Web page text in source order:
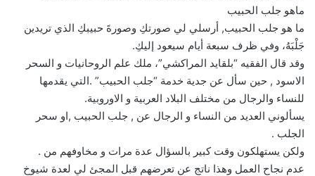
ماهو جلب الحبيب
ما هو جلب الحبيب, أرسلي لي صورتكِ وصورةَ حبيبكِ الذي تريدين
جَلْبَهُ، وفي ظرف سبعة أيام سيعود إليكِ.
وقد قال الفقيه “بلقايد المراكشي”، ملك علم الروحانيات و السحر
الاسود , حين سأل عن جدية خدمة “جلب الحبيب” .التي يقدمها
للنساء والرجال من مختلف البلاد العربية و الاوروبية.
يسألوني العديد من النساء و الرجال عن , جلب الحبيب ,او سحر
الجلب .
ولكن يستهلكون وقت كبير بالسؤال عدة مرات و مخاوفهم من .
عدم نجاح العمل وهذا ناتج عن تعرضهم قبل المجئ لي لعدة شيوخ